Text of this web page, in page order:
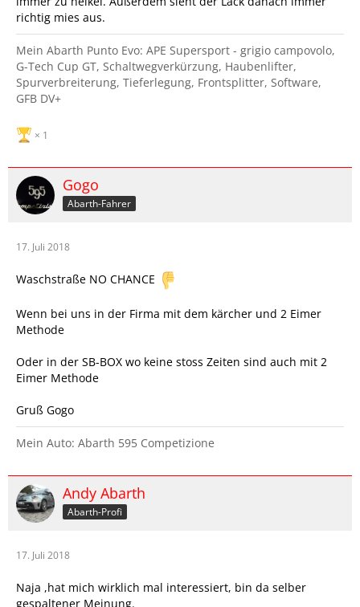
richtig mies aus.
Mein Abarth Punto Evo: APE Supersport - grigio campovolo,
G-Tech Cup GT, Schaltwegverkürzung, Haubenlifter,
Spurverbreiterung, Tieferlegung, Frontsplitter, Software,
GFB DV+
1
Gogo
Abarth-Fahrer
17. Juli 2018
Waschstraße NO CHANCE
Wenn bei uns in der Firma mit dem kärcher und 2 Eimer
Methode
Oder in der SB-BOX wo keine stoss Zeiten sind auch mit 2
Eimer Methode
Gruß Gogo
Mein Auto: Abarth 595 Competizione
Andy Abarth
Abarth-Profi
17. Juli 2018
Naja ,hat mich wirklich mal interessiert, bin da selber
gespaltener Meinung.